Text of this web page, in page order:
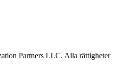
Partners LLC. Alla rättigheter